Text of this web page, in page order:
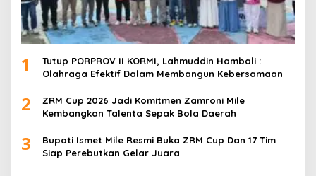
1
Tutup PORPROV II KORMI, Lahmuddin Hambali :
Olahraga Efektif Dalam Membangun Kebersamaan
2
ZRM Cup 2026 Jadi Komitmen Zamroni Mile
Kembangkan Talenta Sepak Bola Daerah
3
Bupati Ismet Mile Resmi Buka ZRM Cup Dan 17 Tim
Siap Perebutkan Gelar Juara